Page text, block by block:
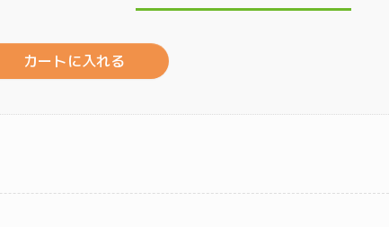
カートに入れる